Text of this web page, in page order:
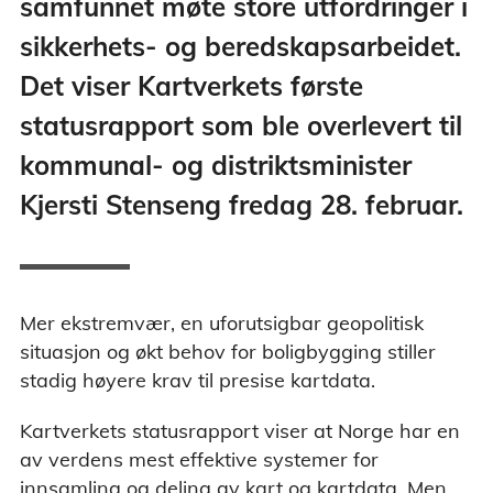
samfunnet møte store utfordringer i
sikkerhets- og beredskapsarbeidet.
Det viser Kartverkets første
statusrapport som ble overlevert til
kommunal- og distriktsminister
Kjersti Stenseng fredag 28. februar.
Mer ekstremvær, en uforutsigbar geopolitisk
situasjon og økt behov for boligbygging stiller
stadig høyere krav til presise kartdata.
Kartverkets statusrapport viser at Norge har en
av verdens mest effektive systemer for